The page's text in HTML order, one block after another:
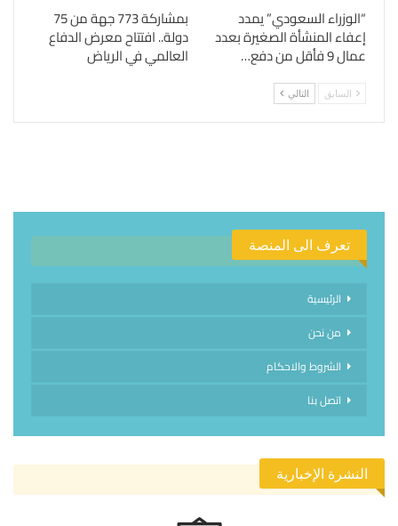
“الوزراء السعودي” يمدد
إعفاء المنشأة الصغيرة بعدد
عمال 9 فأقل من دفع…
بمشاركة 773 جهة من 75
دولة.. افتتاح معرض الدفاع
العالمي في الرياض
السابق التالي
تعرف الى المنصة
الرئيسية
من نحن
الشروط والاحكام
اتصل بنا
النشرة الإخبارية